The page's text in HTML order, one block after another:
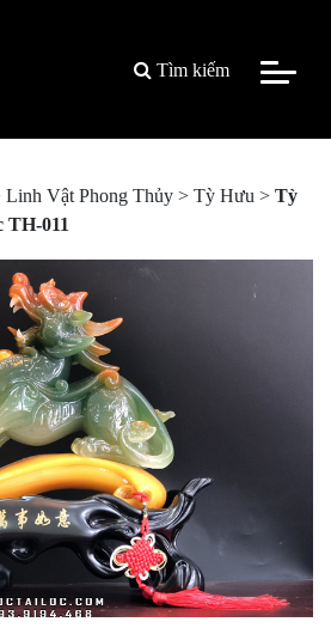
Tìm kiếm
Linh Vật Phong Thủy > Tỳ Hưu > Tỳ
TH-011